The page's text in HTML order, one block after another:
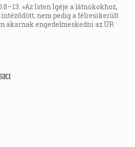
»Az Isten Igéje a látnokokhoz,
intéződött, nem pedig a félresikerült
akarnak engedelmeskedni az ÚR